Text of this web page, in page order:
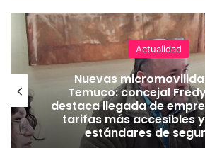
Actualidad
Nuevas
Temuco: concejal
destaca llegada de
tarifas más accesibles
estándares de